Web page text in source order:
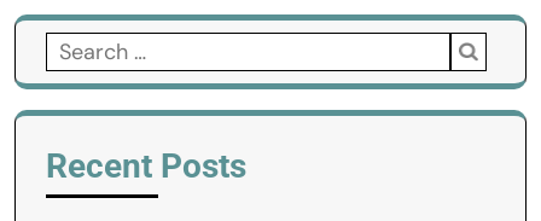
Search
for:
Recent Posts